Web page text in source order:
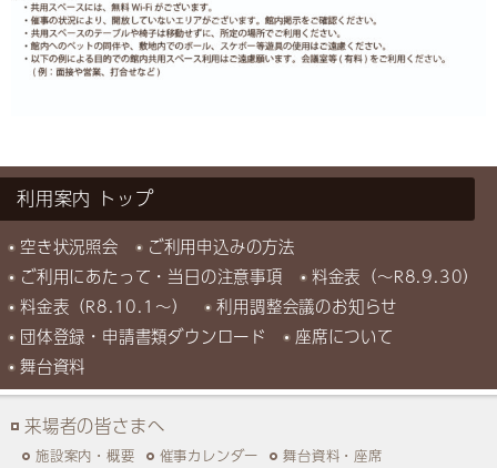
利用案内
空き状況照会
ご利用申込みの方法
ご利用にあたって・当日の注意事項
料金表（～R8.9.30）
料金表（R8.10.1～）
利用調整会議のお知らせ
団体登録・申請書類ダウンロード
座席について
舞台資料
来場者の皆さまへ
施設案内・概要 催事カレンダー
舞台資料・座席